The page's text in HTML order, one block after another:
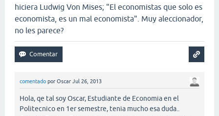
hiciera Ludwig Von Mises; "El economistas que solo es
economista, es un mal economista". Muy aleccionador,
no les parece?
comentado por Oscar Jul 26, 2013
Hola, qe tal soy Oscar, Estudiante de Economia en el
Politecnico en 1er semestre, tenia mucho esa duda..